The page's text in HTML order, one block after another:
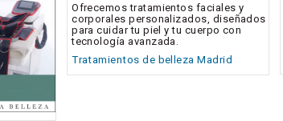
Ofrecemos tratamientos faciales y
corporales personalizados, diseñados
para cuidar tu piel y tu cuerpo con
tecnología avanzada.
Tratamientos de belleza Madrid